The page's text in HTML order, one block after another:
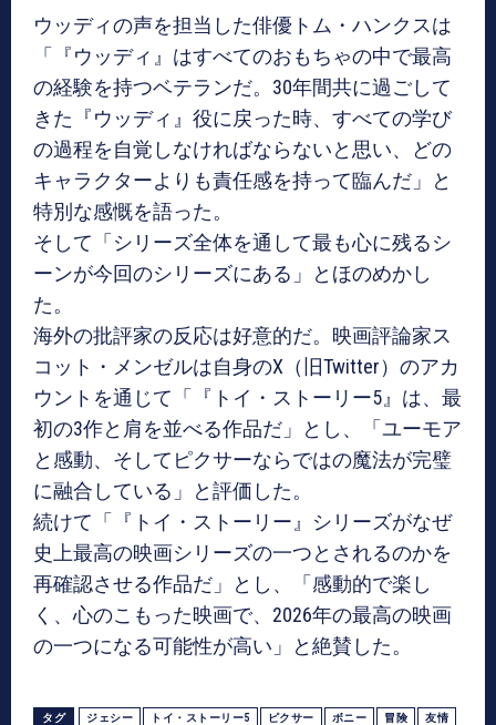
ウッディの声を担当した俳優トム・ハンクスは
「『ウッディ』はすべてのおもちゃの中で最高
の経験を持つベテランだ。30年間共に過ごして
きた『ウッディ』役に戻った時、すべての学び
の過程を自覚しなければならないと思い、どの
キャラクターよりも責任感を持って臨んだ」と
特別な感慨を語った。
そして「シリーズ全体を通して最も心に残るシ
ーンが今回のシリーズにある」とほのめかし
た。
海外の批評家の反応は好意的だ。映画評論家ス
コット・メンゼルは自身のX（旧Twitter）のアカ
ウントを通じて「『トイ・ストーリー5』は、最
初の3作と肩を並べる作品だ」とし、「ユーモア
と感動、そしてピクサーならではの魔法が完璧
に融合している」と評価した。
続けて「『トイ・ストーリー』シリーズがなぜ
史上最高の映画シリーズの一つとされるのかを
再確認させる作品だ」とし、「感動的で楽し
く、心のこもった映画で、2026年の最高の映画
の一つになる可能性が高い」と絶賛した。
タグ ジェシー トイ・ストーリー5 ピクサー ボニー 冒険 友情